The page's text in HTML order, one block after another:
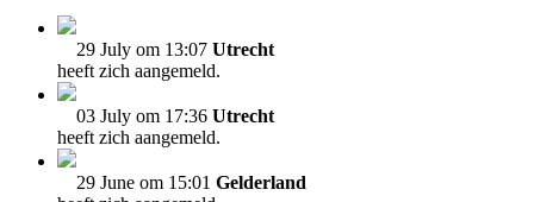
29 July om 13:07 Utrecht
heeft zich aangemeld.
03 July om 17:36 Utrecht
heeft zich aangemeld.
29 June om 15:01 Gelderland